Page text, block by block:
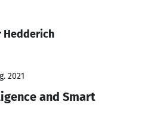
Hedderich
2021
and Smart